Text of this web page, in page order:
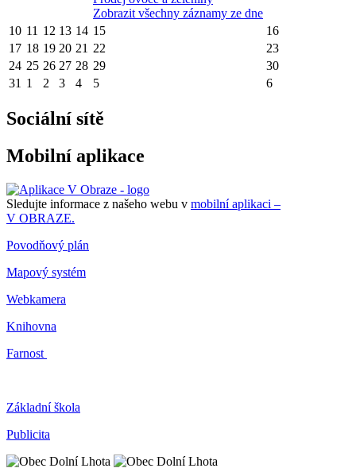
Zobrazit všechny záznamy ze dne
10 11 12 13 14 15
16
17 18 19 20 21 22
23
24 25 26 27 28 29
30
31 1 2 3 4 5 6
Sociální sítě
Mobilní aplikace
Sledujte informace z našeho webu v mobilní aplikaci –
V OBRAZE.
Povodňový plán
Mapový systém
Webkamera
Knihovna
Farnost
Základní škola
Publicita